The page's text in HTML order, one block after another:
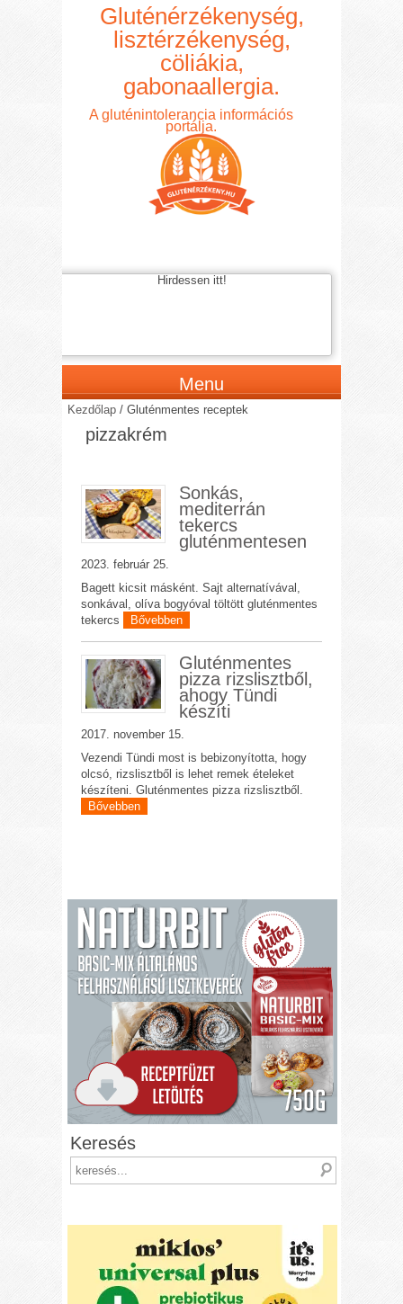
Gluténérzékenység,
lisztérzékenység,
cöliákia,
gabonaallergia.
A gluténintolerancia információs
portálja.
Hirdessen itt!
Menu
Kezdőlap /Gluténmentes receptek
pizzakrém
Sonkás,
mediterrán
tekercs
gluténmentesen
2023. február 25.
Bagett kicsit másként. Sajt alternatívával,
sonkával, olíva bogyóval töltött gluténmentes
tekercs
Bővebben
Gluténmentes
pizza rizslisztből,
ahogy Tündi
készíti
2017. november 15.
Vezendi Tündi most is bebizonyította, hogy
olcsó, rizslisztből is lehet remek ételeket
készíteni. Gluténmentes pizza rizslisztből.
Bővebben
Keresés